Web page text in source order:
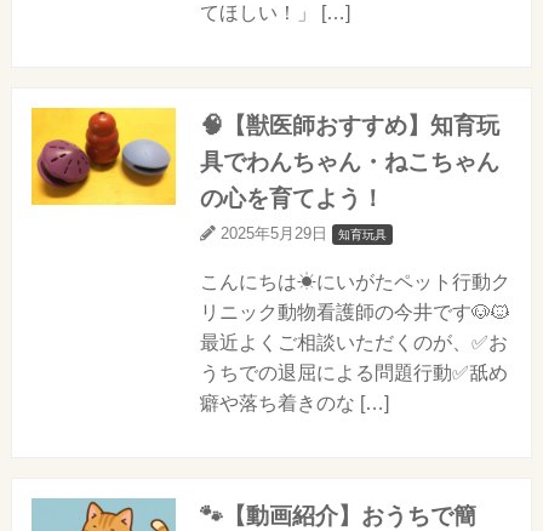
てほしい！」 […]
🧠【獣医師おすすめ】知育玩
具でわんちゃん・ねこちゃん
の心を育てよう！
2025年5月29日 知育玩具
こんにちは☀にいがたペット行動ク
リニック動物看護師の今井です🐶🐱
最近よくご相談いただくのが、✅お
うちでの退屈による問題行動✅舐め
癖や落ち着きのな […]
🐾【動画紹介】おうちで簡